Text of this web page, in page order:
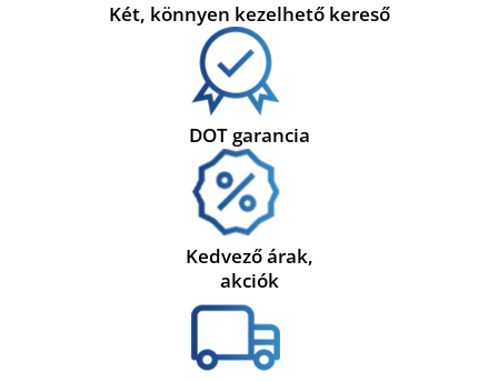
Két, könnyen kezelhető kereső
DOT garancia
Kedvező árak,
akciók